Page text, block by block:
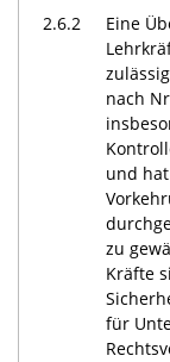
2.6.2
Eine
nach
und
zu
Kräfte
für